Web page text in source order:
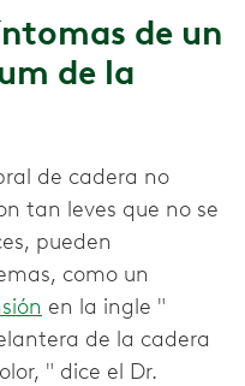
de un
de la
de cadera no
tan leves que no se
pueden
como un
en la ingle "
de la cadera
" dice el Dr.